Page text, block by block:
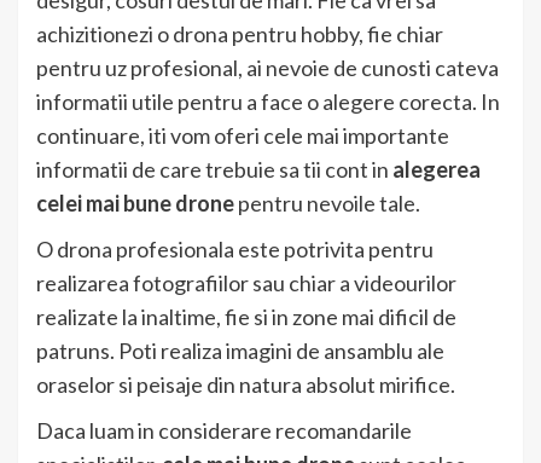
achizitionezi o drona pentru hobby, fie chiar
pentru uz profesional, ai nevoie de cunosti cateva
informatii utile pentru a face o alegere corecta. In
continuare, iti vom oferi cele mai importante
informatii de care trebuie sa tii cont in alegerea
celei mai bune dronepentru nevoile tale.
O drona profesionala este potrivita pentru
realizarea fotografiilor sau chiar a videourilor
realizate la inaltime, fie si in zone mai dificil de
patruns. Poti realiza imagini de ansamblu ale
oraselor si peisaje din natura absolut mirifice.
Daca luam in considerare recomandarile